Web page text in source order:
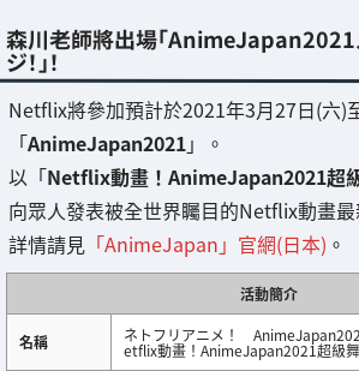
森川老師將出場「AnimeJapan2021
ジ！」！
Netflix將參加預計於2021年3月27日(六)
「AnimeJapan2021」。
以「Netflix動畫！AnimeJapan2021超
向眾人發表被全世界矚目的Netflix動畫最
詳情請見 「AnimeJapan」官網(日本) 。
活動簡介
名稱 ネトフリアニメ！
etflix動畫！AnimeJapan2021超級